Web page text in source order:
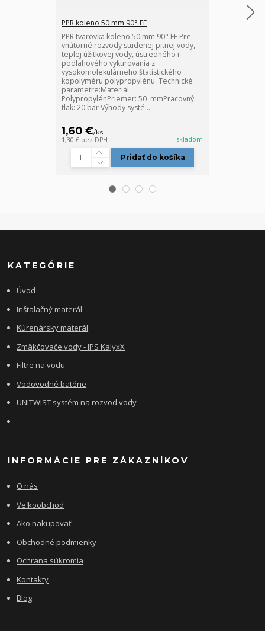
PPR koleno 50 mm 90° FF
PPR tvarovka koleno 50 mm 90° FF Pre
vnútorné rozvody studenej pitnej vody,
teplej úžitkovej vody, ústredného i
podlahového vykurovania z
vysokomolekulárneho štatistického
kopolyméru polypropylénu. Technické
parametre:Materiál:
PolypropylénPriemer: 50 mmPracovný
tlak: 20 bar Výhody systé...
1,60 €/ks
1,30 € bez DPH skladom
Pridať do košíka
PPR
KATEGÓRIE
Úvod
Inštalačný materál
Kúrenársky materál
Zmäkčovače vody - IPS KalyxX
Filtre na vodu
Vodovodné batérie
UNITWIST systém na rozvod vody
INFORMÁCIE PRE ZÁKAZNÍKOV
O nás
Veľkoobchod
Ako nakupovať
Obchodné podmienky
Ochrana súkromia
Kontakty
Blog